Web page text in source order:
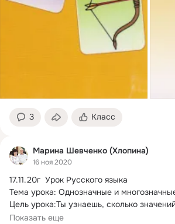
3 Класс
Марина Шевченко (Хлопина)
16 ноя 2020
17.11.20г  Урок Русского языка
Тема урока: Однозначные и
Цель урока:Ты узнаешь, сколько
прямом и переносном значении слов.
Показать еще